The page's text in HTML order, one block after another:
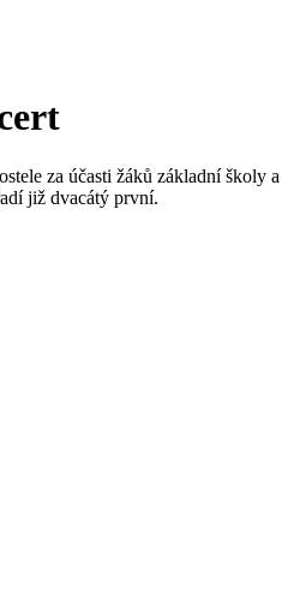
za účasti žáků základní školy a
již dvacátý první.